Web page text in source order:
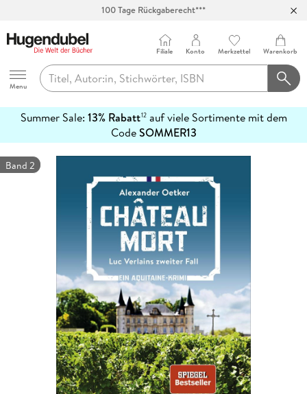
100 Tage Rückgaberecht***
Hugendubel
Menu
Filiale Konto Merkzettel Warenkorb
Summer Sale: 13% Rabatt12auf viele Sortimente mit dem
CodeSOMMER13
erfahren
Band 2